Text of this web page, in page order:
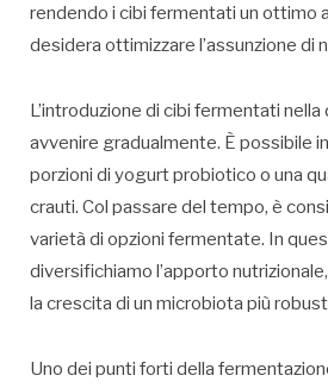
rendendo i cibi fermentati un ottimo
desidera ottimizzare l’assunzione di
L’introduzione di cibi fermentati
avvenire gradualmente. È possibile
porzioni di yogurt probiotico o una
crauti. Col passare del tempo, è
varietà di opzioni fermentate. In
diversifichiamo l’apporto
la crescita di un microbiota più
Uno dei punti forti della